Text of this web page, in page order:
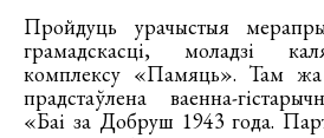
Пройдуць урачыстыя
грамадскасці, моладзі
комплексу «Памяць». Там жа
прадстаўлена ваенна-
«Баі за Добруш 1943 года.